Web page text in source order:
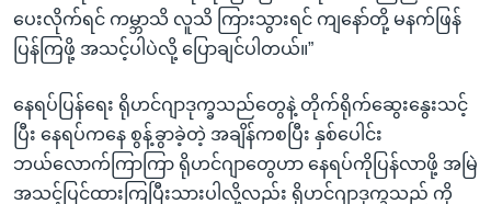
ပေးလိုက်ရင် ကမ္ဘာသိ လူသိ ကြားသွားရင် ကျနော်တို့ မနက်ဖြန်
ပြန်ကြဖို့ အသင့်ပါပဲလို့ ပြောချင်ပါတယ်။”
နေရပ်ပြန်ရေး ရိုဟင်ဂျာဒုက္ခသည်တွေနဲ့ တိုက်ရိုက်ဆွေးနွေးသင့်
ပြီး နေရပ်ကနေ စွန့်ခွာခဲ့တဲ့ အချိန်ကစပြီး နှစ်ပေါင်း
ဘယ်လောက်ကြာကြာ ရိုဟင်ဂျာတွေဟာ နေရပ်ကိုပြန်လာဖို့ အမြဲ
အသင့်ပြင်ထားကြပြီးသားပါလို့လည်း ရိုဟင်ဂျာဒုက္ခသည် ကို